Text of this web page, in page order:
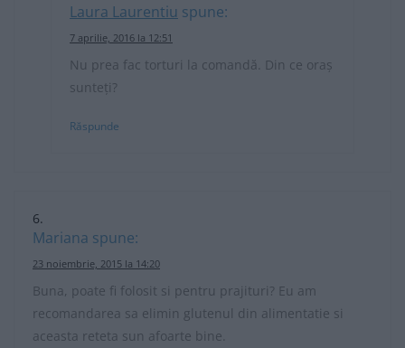
Laura Laurentiu spune:
7 aprilie, 2016 la 12:51
Nu prea fac torturi la comandă. Din ce oraș
sunteți?
Răspunde
Mariana spune:
23 noiembrie, 2015 la 14:20
Buna, poate fi folosit si pentru prajituri? Eu am
recomandarea sa elimin glutenul din alimentatie si
aceasta reteta sun afoarte bine.